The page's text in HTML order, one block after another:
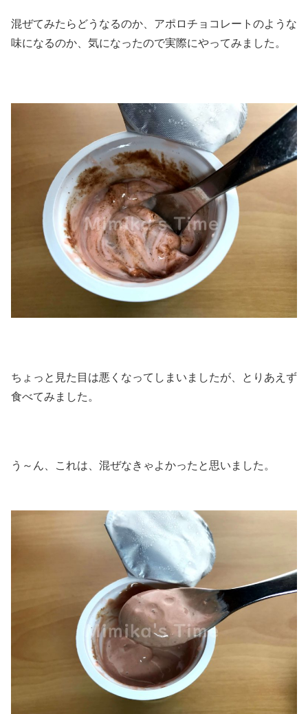
混ぜてみたらどうなるのか、アポロチョコレートのような
味になるのか、気になったので実際にやってみました。
ちょっと見た目は悪くなってしまいましたが、とりあえず
食べてみました。
う～ん、これは、混ぜなきゃよかったと思いました。